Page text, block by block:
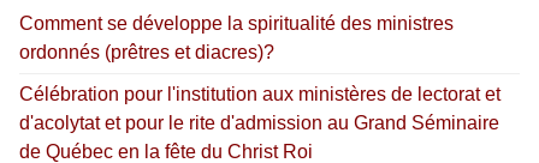
Comment se développe la spiritualité des ministres
ordonnés (prêtres et diacres)?
Célébration pour l'institution aux ministères de lectorat et
d'acolytat et pour le rite d'admission au Grand Séminaire
de Québec en la fête du Christ Roi